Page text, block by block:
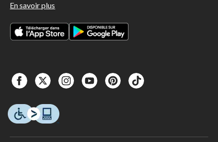
En savoir plus